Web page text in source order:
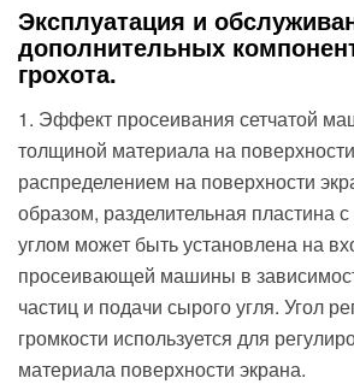
Эксплуатация и
дополнительных
грохота.
1. Эффект просеивания сетчатой
толщиной материала на
распределением на поверхности
образом, разделительная пластина
углом может быть установлена ​​на
просеивающей машины в
частиц и подачи сырого угля. Угол
громкости используется для
материала поверхности экрана.